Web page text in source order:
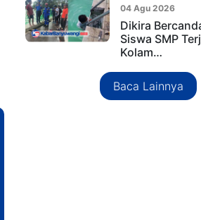
04 Agu 2026
Dikira
Siswa SMP
Kolam…
Baca Lainnya